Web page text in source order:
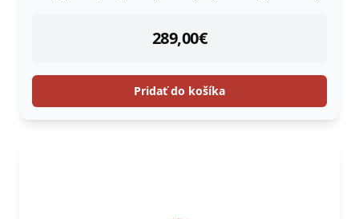
289,00€
instock
Pridať do košíka